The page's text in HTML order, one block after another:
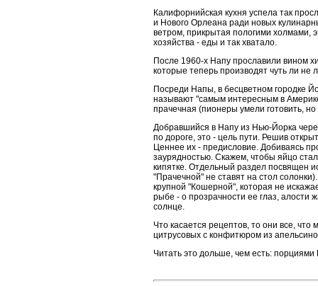
Калифорнийская кухня успела так
и Нового Орлеана ради новых
ветром, прикрытая пологими холмами,
хозяйства - еды и так хватало.
После 1960-х Напу прославили вином
которые теперь производят чуть ли
Посреди Напы, в бесцветном городке
называют "самым интересным в
прачечная (пионеры умели готовить,
Добравшийся в Напу из Нью-Йорка
по дороге, это - цель пути. Решив
Ценнее их - предисловие. Добиваясь
заурядностью. Скажем, чтобы яйцо
кипятке. Отдельный раздел посвящен
"Прачечной" не ставят на стол
крупной "Кошерной", которая не
рыбе - о прозрачности ее глаз,
солнце.
Что касается рецептов, то они все,
цитрусовых с конфитюром из
Читать это дольше, чем есть: порциями